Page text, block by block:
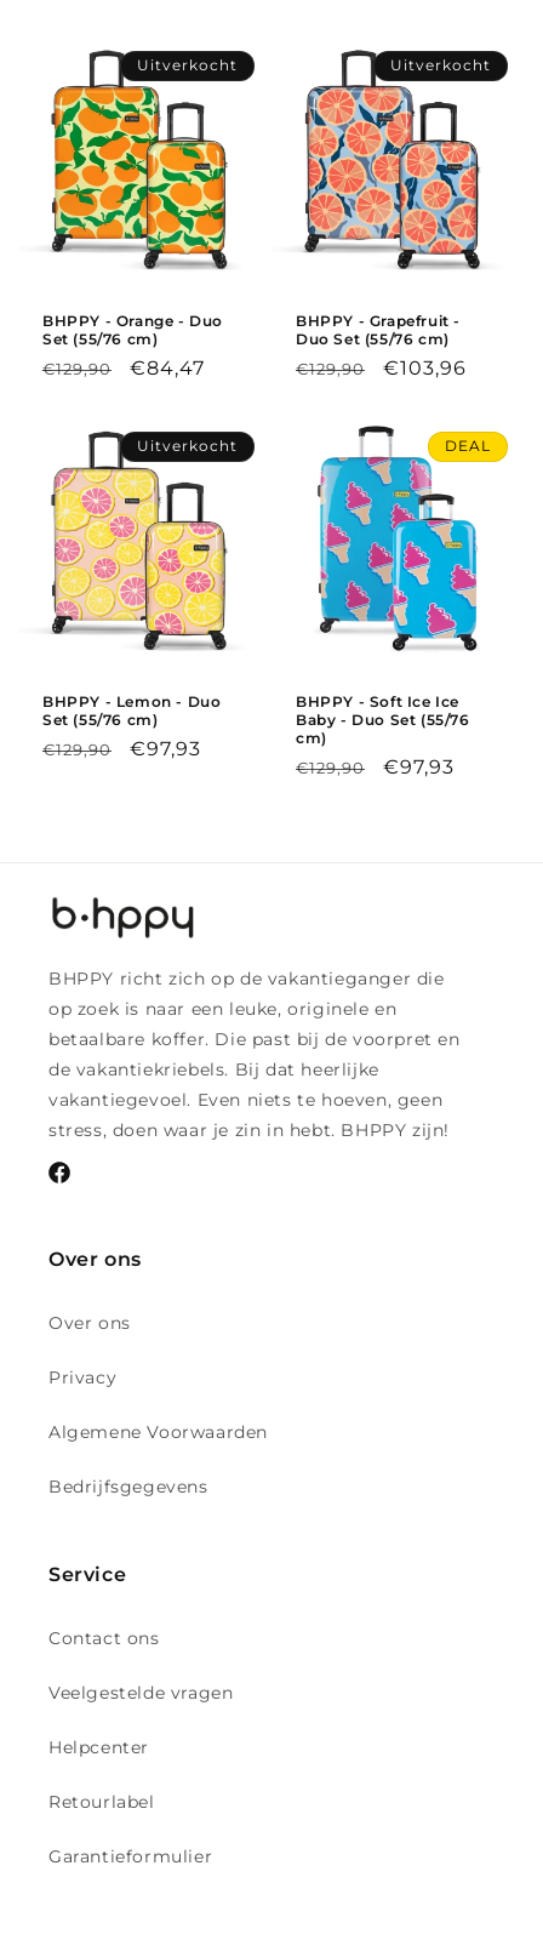
Uitverkocht
BHPPY - Orange - Duo
Set (55/76 cm)
Regular
€129,90
Sale
€84,47
Uitverkocht
BHPPY - Grapefruit -
Duo Set (55/76 cm)
Regular
€129,90
Sale
€103,96
Uitverkocht
BHPPY - Lemon - Duo
Set (55/76 cm)
Regular
€129,90
Sale
€97,93
DEAL
BHPPY - Soft Ice Ice
Baby - Duo Set (55/76
cm)
Regular
€129,90
Sale
€97,93
BHPPY richt zich op de vakantieganger die
op zoek is naar een leuke, originele en
betaalbare koffer. Die past bij de voorpret en
de vakantiekriebels. Bij dat heerlijke
vakantiegevoel. Even niets te hoeven, geen
stress, doen waar je zin in hebt. BHPPY zijn!
Facebook
Over ons
Over ons
Privacy
Algemene Voorwaarden
Bedrijfsgegevens
Service
Contact ons
Veelgestelde vragen
Helpcenter
Retourlabel
Garantieformulier